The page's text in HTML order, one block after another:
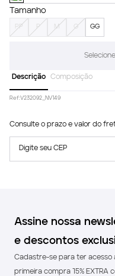
Tamanho
PP P M G GG
Descrição Composição
Ref:V232092_NV149
Consulte o prazo e valor do
Digite seu CEP
Assine nossa
e descontos
Cadastre-se para ter acesso
primeira compra 15% EXTRA